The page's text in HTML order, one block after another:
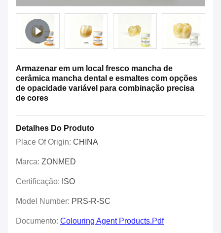
Armazenar em um local fresco mancha de
cerâmica mancha dental e esmaltes com opções
de opacidade variável para combinação precisa
de cores
Detalhes Do Produto
Place Of Origin: CHINA
Marca: ZONMED
Certificação: ISO
Model Number: PRS-R-SC
Documento: Colouring Agent Products.pdf